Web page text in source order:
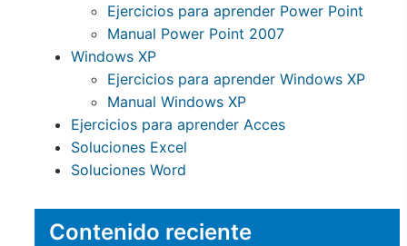
Ejercicios para aprender Power Point
Manual Power Point 2007
Windows XP
Ejercicios para aprender Windows XP
Manual Windows XP
Ejercicios para aprender Acces
Soluciones Excel
Soluciones Word
Contenido reciente